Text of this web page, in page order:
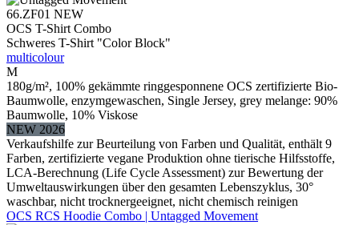
66.ZF01 NEW
OCS T-Shirt Combo
Schweres T-Shirt "Color Block"
multicolour
M
180g/m², 100% gekämmte ringgesponnene OCS zertifizierte Bio-
Baumwolle, enzymgewaschen, Single Jersey, grey melange: 90%
Baumwolle, 10% Viskose
NEW 2026
Verkaufshilfe zur Beurteilung von Farben und Qualität, enthält 9
Farben, zertifizierte vegane Produktion ohne tierische Hilfsstoffe,
LCA-Berechnung (Life Cycle Assessment) zur Bewertung der
Umweltauswirkungen über den gesamten Lebenszyklus, 30°
waschbar, nicht trocknergeeignet, nicht chemisch reinigen
OCS RCS Hoodie Combo | Untagged Movement